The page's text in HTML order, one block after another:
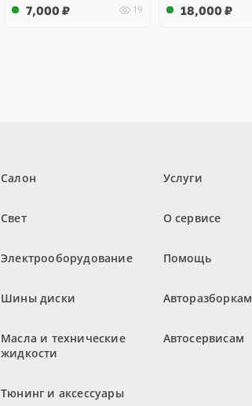
7,000 ₽ 19 18,000 ₽
Салон
Свет
Электрооборудование
Шины диски
Масла и технические
жидкости
Тюнинг и аксессуары
Услуги
О сервисе
Помощь
Авторазборкам
Автосервисам